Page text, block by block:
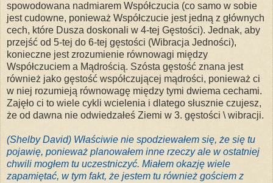
spowodowana nadmiarem Współczucia (co samo w sobie
jest cudowne, ponieważ Współczucie jest jedną z głównych
cech, które Dusza doskonali w 4-tej Gęstości). Jednak, aby
przejść od 5-tej do 6-tej gęstości (Wibracja Jedności),
konieczne jest zrozumienie równowagi między
Współczuciem a Mądrością. Szósta gęstość znana jest
również jako gęstość współczującej mądrości, ponieważ ci
w niej rozumieją równowagę między tymi dwiema cechami.
Zajęło ci to wiele cykli wcielenia i dlatego słusznie czujesz,
że od dawna nie odwiedzałeś Ziemi w 3. gęstości \ wibracji.
(Shelby David) Właściwie nie spodziewałem się, że się tu
pojawię, ponieważ planowałem inne rzeczy ale w ostatniej
chwili mogłem tu uczestniczyć. Miałem okazję wiele
zapamiętać, w tym fakt, że jestem tu również gościem z